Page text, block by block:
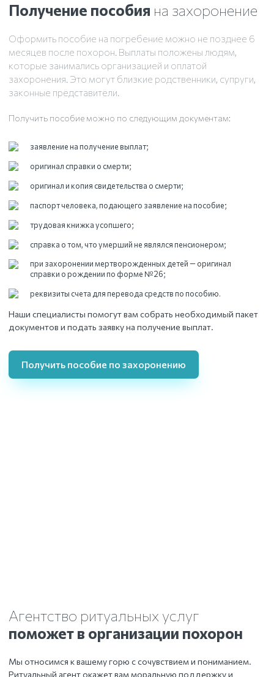
Получение пособия на захоронение
Оформить пособие на погребение можно не позднее 6
месяцев после похорон. Выплаты положены людям,
которые занимались организацией и оплатой
захоронения. Это могут близкие родственники, супруги,
законные представители.
Получить пособие можно по следующим документам:
заявление на получение выплат;
оригинал справки о смерти;
оригинал и копия свидетельства о смерти;
паспорт человека, подающего заявление на пособие;
трудовая книжка усопшего;
справка о том, что умерший не являлся пенсионером;
при захоронении мертворожденных детей — оригинал
справки о рождении по форме №26;
реквизиты счета для перевода средств по пособию.
Наши специалисты помогут вам собрать необходимый пакет
документов и подать заявку на получение выплат.
Получить пособие по захоронению
Агентство ритуальных услуг
поможет в организации похорон
Мы относимся к вашему горю с сочувствием и пониманием.
Ритуальный агент окажет вам моральную поддержку и